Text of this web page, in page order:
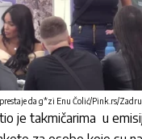
prestaje da g*zi Enu Čolić/Pink.rs/
je takmičarima u